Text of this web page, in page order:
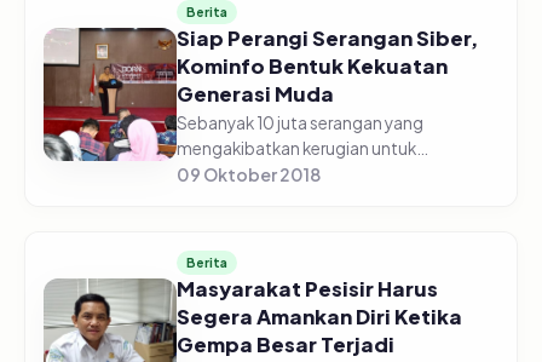
Berita
Siap Perangi Serangan Siber,
Kominfo Bentuk Kekuatan
Generasi Muda
Sebanyak 10 juta serangan yang
mengakibatkan kerugian untuk
perkembangan teknologi digital atau
internasio...
09 Oktober 2018
Berita
Masyarakat Pesisir Harus
Segera Amankan Diri Ketika
Gempa Besar Terjadi